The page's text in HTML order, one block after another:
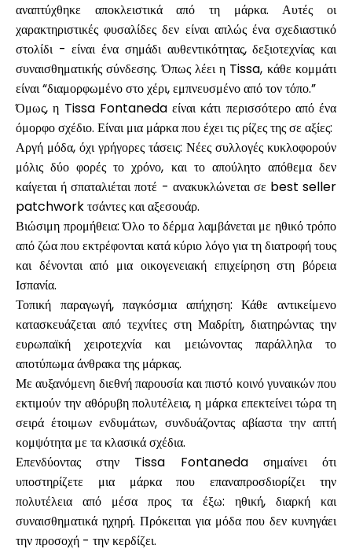
ask@scrambleup.com
+372 712 2955
αναπτύχθηκε αποκλειστικά από τη μάρκα. Αυτές οι
χαρακτηριστικές φυσαλίδες δεν είναι απλώς ένα σχεδιαστικό
στολίδι - είναι ένα σημάδι αυθεντικότητας, δεξιοτεχνίας και
συναισθηματικής σύνδεσης. Όπως λέει η Tissa, κάθε κομμάτι
είναι “διαμορφωμένο στο χέρι, εμπνευσμένο από τον τόπο.”
Όμως, η Tissa Fontaneda είναι κάτι περισσότερο από ένα
όμορφο σχέδιο. Είναι μια μάρκα που έχει τις ρίζες της σε αξίες:
Αργή μόδα, όχι γρήγορες τάσεις: Νέες συλλογές κυκλοφορούν
μόλις δύο φορές το χρόνο, και το απούλητο απόθεμα δεν
καίγεται ή σπαταλιέται ποτέ - ανακυκλώνεται σε best seller
patchwork τσάντες και αξεσουάρ.
Βιώσιμη προμήθεια: Όλο το δέρμα λαμβάνεται με ηθικό τρόπο
από ζώα που εκτρέφονται κατά κύριο λόγο για τη διατροφή τους
και δένονται από μια οικογενειακή επιχείρηση στη βόρεια
Ισπανία.
Τοπική παραγωγή, παγκόσμια απήχηση: Κάθε αντικείμενο
κατασκευάζεται από τεχνίτες στη Μαδρίτη, διατηρώντας την
ευρωπαϊκή χειροτεχνία και μειώνοντας παράλληλα το
αποτύπωμα άνθρακα της μάρκας.
Με αυξανόμενη διεθνή παρουσία και πιστό κοινό γυναικών που
εκτιμούν την αθόρυβη πολυτέλεια, η μάρκα επεκτείνει τώρα τη
σειρά έτοιμων ενδυμάτων, συνδυάζοντας αβίαστα την απτή
κομψότητα με τα κλασικά σχέδια.
Επενδύοντας στην Tissa Fontaneda σημαίνει ότι
υποστηρίζετε μια μάρκα που επαναπροσδιορίζει την
πολυτέλεια από μέσα προς τα έξω: ηθική, διαρκή και
συναισθηματικά ηχηρή. Πρόκειται για μόδα που δεν κυνηγάει
την προσοχή - την κερδίζει.